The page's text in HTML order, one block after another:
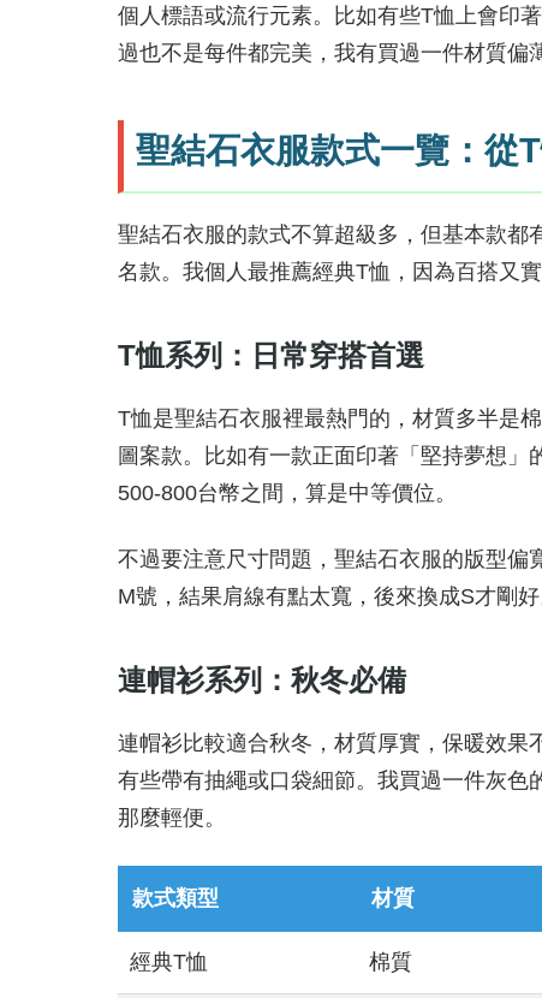
個人標語或流行元素。比如有些T恤上會印
過也不是每件都完美，我有買過一件材質偏
聖結石衣服款式一覽：從
聖結石衣服的款式不算超級多，但基本款
名款。我個人最推薦經典T恤，因為百搭又實
T恤系列：日常穿搭首選
T恤是聖結石衣服裡最熱門的，材質多半是
圖案款。比如有一款正面印著「堅持夢想
500-800台幣之間，算是中等價位。
不過要注意尺寸問題，聖結石衣服的版型
M號，結果肩線有點太寬，後來換成S才剛好
連帽衫系列：秋冬必備
連帽衫比較適合秋冬，材質厚實，保暖效果
有些帶有抽繩或口袋細節。我買過一件灰色
那麼輕便。
款式類型 材質
經典T恤 棉質